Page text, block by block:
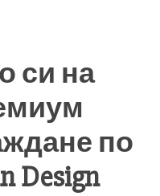
си на
по
Design